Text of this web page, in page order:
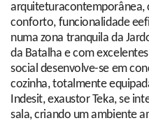
arquiteturacontemporânea,
conforto, funcionalidade
numa zona tranquila da
da Batalha e com
social desenvolve-se em
cozinha, totalmente
Indesit, exaustor Teka, se
sala, criando um ambiente